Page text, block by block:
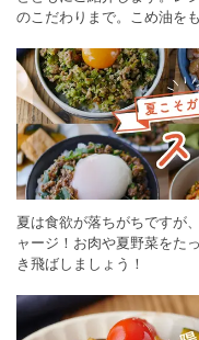
のこだわりまで。こめ油を
夏は食欲が落ちがちですが
ャージ！お肉や夏野菜をた
き飛ばしましょう！